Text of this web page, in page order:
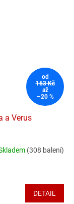
od
163 Kč
až
–20 %
a Verus
(308 balení)
DETAIL